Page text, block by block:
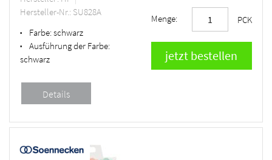
Hersteller-Nr.: SU828A
• Farbe:schwarz
•
Ausführung der Farbe:
schwarz
Menge: PCK